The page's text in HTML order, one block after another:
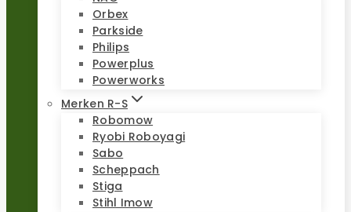
Orbex
Parkside
Philips
Powerplus
Powerworks
Merken R-S
Robomow
Ryobi Roboyagi
Sabo
Scheppach
Stiga
Stihl Imow